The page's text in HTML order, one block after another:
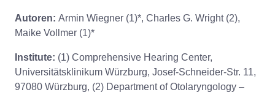
Autoren: Armin Wiegner (1)*, Charles G. Wright (2),
Maike Vollmer (1)*
Institute: (1) Comprehensive Hearing Center,
Universitätsklinikum Würzburg, Josef-Schneider-Str. 11,
97080 Würzburg, (2) Department of Otolaryngology –